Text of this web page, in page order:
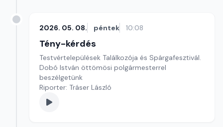
2026. 05. 08. péntek 10:08
Tény-kérdés
Testvértelepülések Találkozója és Spárgafesztivál.
Dobó István öttömösi polgármesterrel
beszélgetünk
Riporter: Tráser László